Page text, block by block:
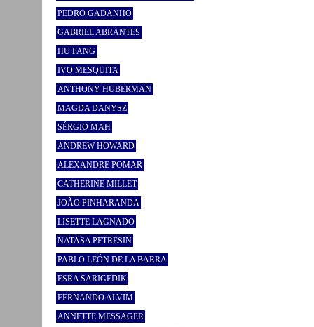
PEDRO GADANHO
GABRIEL ABRANTES
HU FANG
IVO MESQUITA
ANTHONY HUBERMAN
MAGDA DANYSZ
SÉRGIO MAH
ANDREW HOWARD
ALEXANDRE POMAR
CATHERINE MILLET
JOÃO PINHARANDA
LISETTE LAGNADO
NATASA PETRESIN
PABLO LEÓN DE LA BARRA
ESRA SARIGEDIK
FERNANDO ALVIM
ANNETTE MESSAGER